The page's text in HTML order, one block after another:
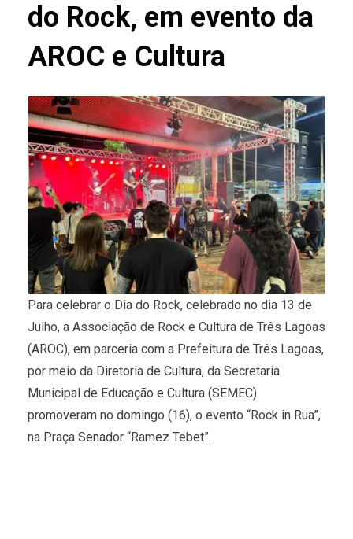
do Rock, em evento da
AROC e Cultura
Para celebrar o Dia do Rock, celebrado no dia 13 de
Julho, a Associação de Rock e Cultura de Três Lagoas
(AROC), em parceria com a Prefeitura de Três Lagoas,
por meio da Diretoria de Cultura, da Secretaria
Municipal de Educação e Cultura (SEMEC)
promoveram no domingo (16), o evento “Rock in Rua”,
na Praça Senador “Ramez Tebet”.